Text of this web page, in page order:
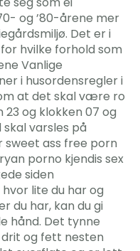
og ’80-årene mer
Det er i
hvilke forhold som
Vanlige
i husordensregler i
at det skal være ro
og klokken 07 og
varsles på
sweet ass free porn
porno kjendis sex
siden
lite du har og
du har, kan du gi
hånd. Det tynne
og fett nesten